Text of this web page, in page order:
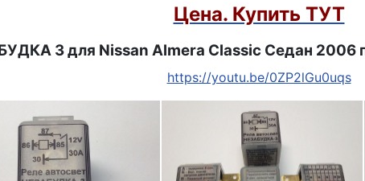
Цена. Купить ТУТ
3 для Nissan Almera Classic Седан 2006
https://youtu.be/0ZP2lGu0uqs